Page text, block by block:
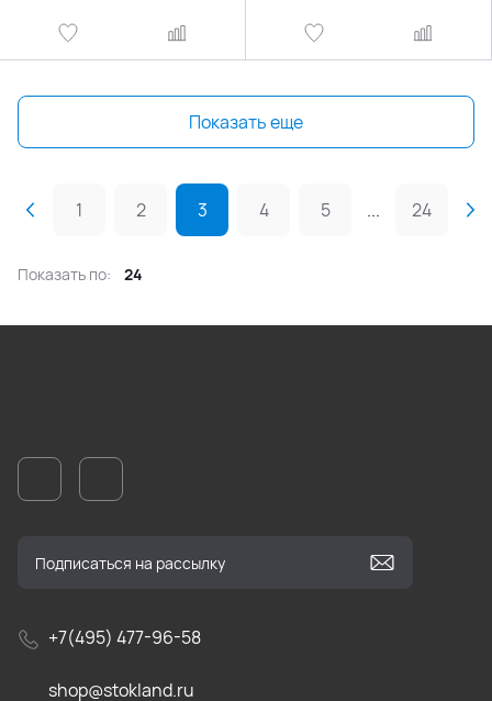
Показать еще
1 2 3 4 5 ... 24
Показать по: 24
+7(495) 477-96-58
shop@stokland.ru